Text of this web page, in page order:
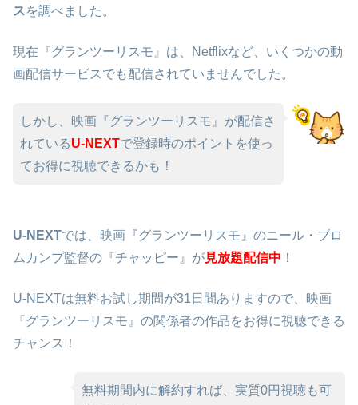
スを調べました。
現在『グランツーリスモ』は、Netflixなど、いくつかの動
画配信サービスでも配信されていませんでした。
しかし、映画『グランツーリスモ』が配信さ
れているU-NEXTで登録時のポイントを使っ
てお得に視聴できるかも！
U-NEXTでは、映画『グランツーリスモ』のニール・ブロ
ムカンプ監督の『チャッピー』が見放題配信中 ！
U-NEXTは無料お試し期間が31日間ありますので、映画
『グランツーリスモ』の関係者の作品をお得に視聴できる
チャンス！
無料期間内に解約すれば、実質0円視聴も可